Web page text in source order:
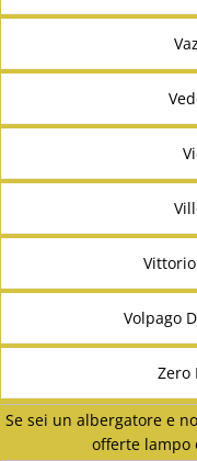
Volpago
Zero
Se sei un albergatore e
offerte lampo